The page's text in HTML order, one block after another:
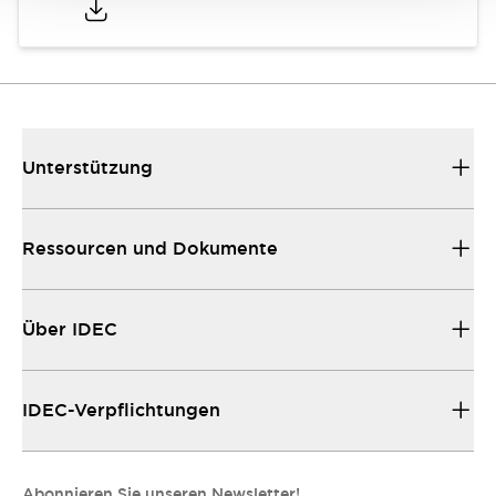
Unterstützung
Ressourcen und Dokumente
Über IDEC
IDEC-Verpflichtungen